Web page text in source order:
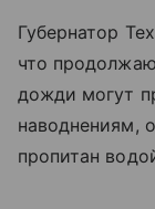
Губернатор
что
дожди могут
наводнениям,
пропитан